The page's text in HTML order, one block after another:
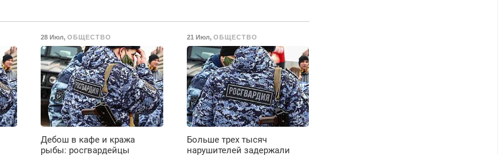
Вызов бесплатный.
28 Июл,ОБЩЕСТВО
Дебош в кафе и кража
рыбы: росгвардейцы
21 Июл, ОБЩЕСТВО
Больше трех тысяч
нарушителей задержали